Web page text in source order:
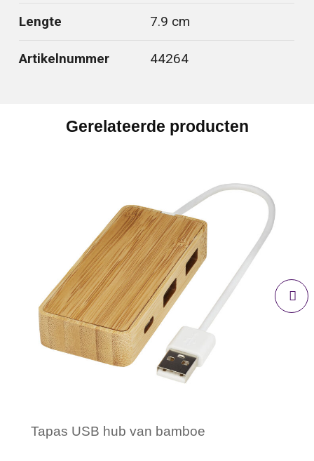
Lengte 7.9 cm
Artikelnummer 44264
Gerelateerde producten
Tapas USB hub van bamboe